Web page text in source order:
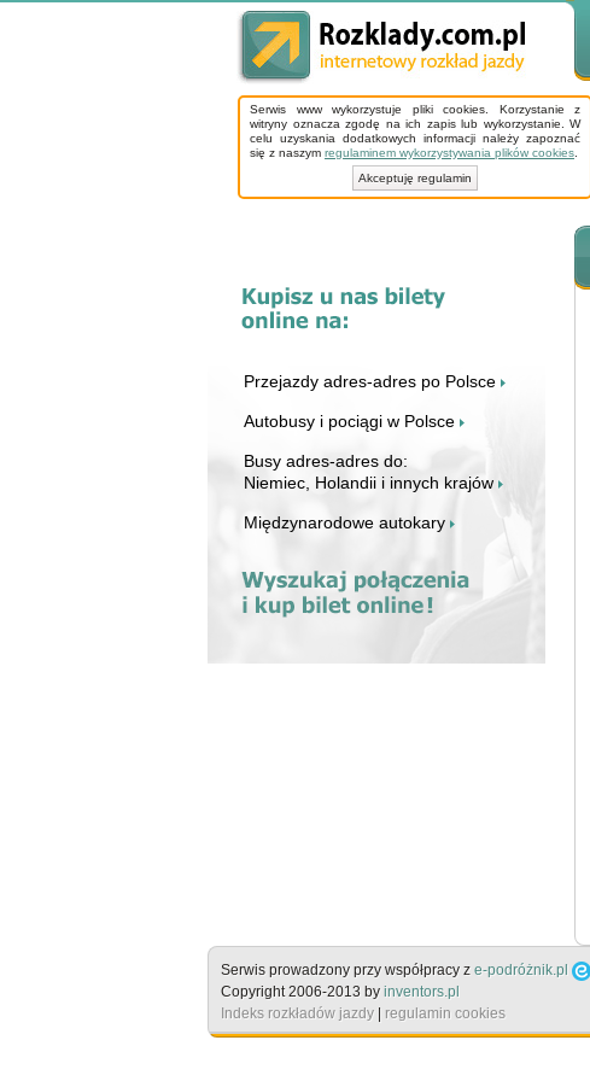
Serwis www wykorzystuje pliki cookies. Korzystanie z
witryny oznacza zgodę na ich zapis lub wykorzystanie. W
celu uzyskania dodatkowych informacji należy zapoznać
się z naszym regulaminem wykorzystywania plików cookies
Akceptuję regulamin
Przejazdy adres-adres po Polsce
Autobusy i pociągi w Polsce
Busy adres-adres do:
Niemiec, Holandii i innych krajów
Międzynarodowe autokary
Serwis prowadzony przy współpracy z e-podróżnik.pl
Copyright 2006-2013 by inventors.pl
Indeks rozkładów jazdy
regulamin cookies